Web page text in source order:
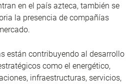
en el país azteca, también se
la presencia de compañías
están contribuyendo al desarrollo
como el energético,
infraestructuras, servicios,